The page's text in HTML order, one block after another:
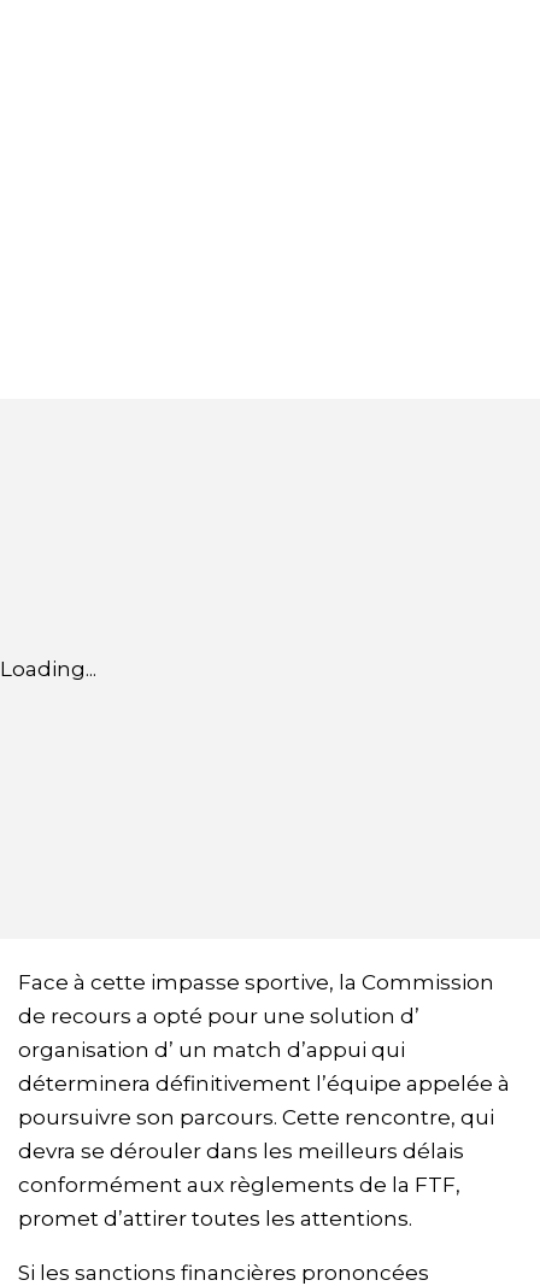
Loading...
Face à cette impasse sportive, la Commission
de recours a opté pour une solution d’
organisation d’ un match d’appui qui
déterminera définitivement l’équipe appelée à
poursuivre son parcours. Cette rencontre, qui
devra se dérouler dans les meilleurs délais
conformément aux règlements de la FTF,
promet d’attirer toutes les attentions.
Si les sanctions financières prononcées